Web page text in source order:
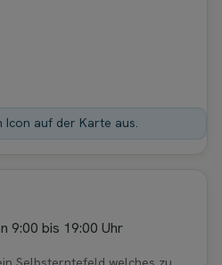
Icon auf der Karte aus.
9:00 bis 19:00 Uhr